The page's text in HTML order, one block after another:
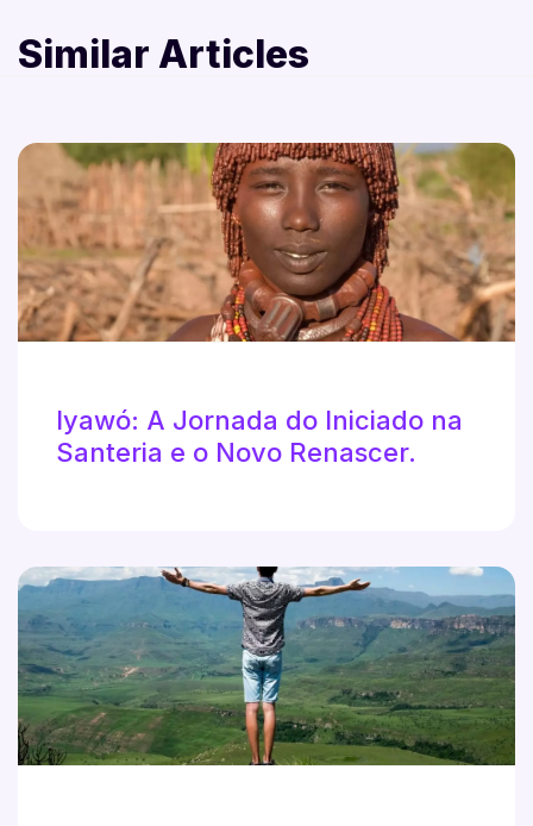
Similar Articles
Iyawó: A Jornada do Iniciado na
Santeria e o Novo Renascer.